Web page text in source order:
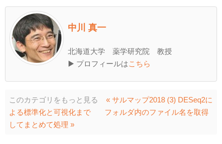
中川 真一
北海道大学 薬学研究院 教授
▶ プロフィールはこちら
このカテゴリをもっと見る
« サルマップ2018 (3) DESeq2に
よる標準化と可視化まで
フォルダ内のファイル名を取得
してまとめて処理 »